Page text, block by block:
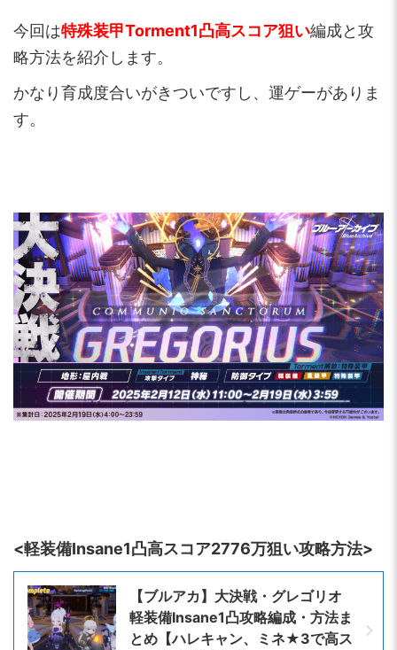
今回は特殊装甲Torment1凸高スコア狙い編成と攻
略方法を紹介します。
かなり育成度合いがきついですし、運ゲーがありま
す。
<軽装備Insane1凸高スコア2776万狙い攻略方法>
【ブルアカ】大決戦・グレゴリオ
軽装備Insane1凸攻略編成・方法ま
とめ【ハレキャン、ミネ★3で高ス